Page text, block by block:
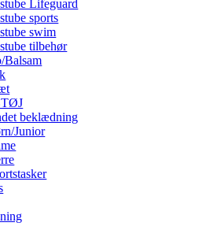
Lifeguard
sports
swim
tilbehør
Balsam
beklædning
Junior